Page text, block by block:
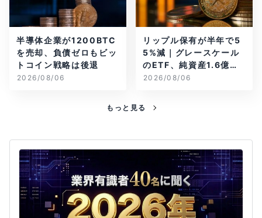
半導体企業が1200BTC
を売却、負債ゼロもビッ
トコイン戦略は後退
2026/08/06
リップル保有が半年で5
5%減｜グレースケール
のETF、純資産1.6億ド
ル減
2026/08/06
もっと見る